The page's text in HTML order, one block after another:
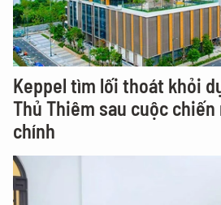
Keppel tìm lối thoát khỏi
Thủ Thiêm sau cuộc
chính